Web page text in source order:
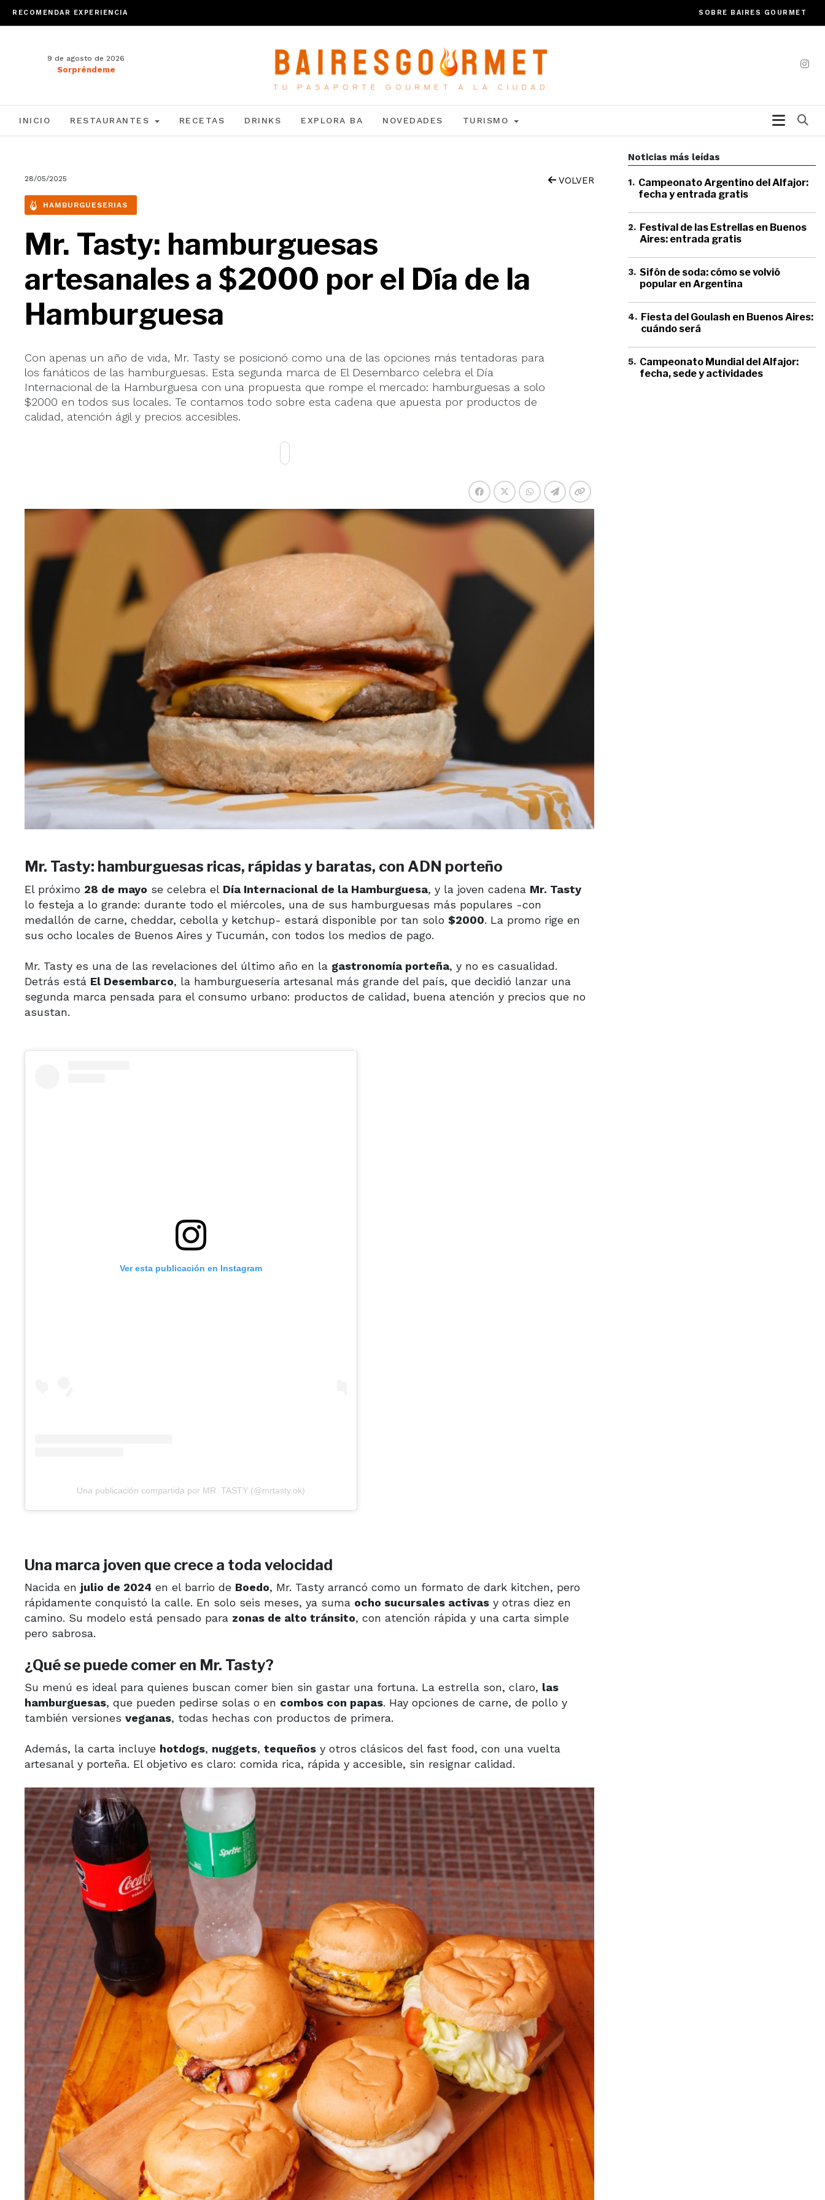
RECOMENDAR EXPERIENCIA SOBRE BAIRES GOURMET
9 de agosto de 2026
Sorpréndeme
INICIO RESTAURANTES RECETAS DRINKS EXPLORA BA NOVEDADES TURISMO
28/05/2025 VOLVER
HAMBURGUESERIAS
Mr. Tasty: hamburguesas
artesanales a $2000 por el Día de la
Hamburguesa
Con apenas un año de vida, Mr. Tasty se posicionó como una de las opciones más tentadoras para
los fanáticos de las hamburguesas. Esta segunda marca de El Desembarco celebra el Día
Internacional de la Hamburguesa con una propuesta que rompe el mercado: hamburguesas a solo
$2000 en todos sus locales. Te contamos todo sobre esta cadena que apuesta por productos de
calidad, atención ágil y precios accesibles.
Mr. Tasty: hamburguesas ricas, rápidas y baratas, con ADN porteño
El próximo 28 de mayo se celebra el Día Internacional de la Hamburguesa, y la joven cadena Mr. Tasty
lo festeja a lo grande: durante todo el miércoles, una de sus hamburguesas más populares -con
medallón de carne, cheddar, cebolla y ketchup- estará disponible por tan solo $2000. La promo rige en
sus ocho locales de Buenos Aires y Tucumán, con todos los medios de pago.
Mr. Tasty es una de las revelaciones del último año en la gastronomía porteña, y no es casualidad.
Detrás está El Desembarco, la hamburguesería artesanal más grande del país, que decidió lanzar una
segunda marca pensada para el consumo urbano: productos de calidad, buena atención y precios que no
asustan.
Ver esta publicación en Instagram
Una publicación compartida por MR. TASTY (@mrtasty.ok)
Una marca joven que crece a toda velocidad
Nacida en julio de 2024 en el barrio de Boedo, Mr. Tasty arrancó como un formato de dark kitchen, pero
rápidamente conquistó la calle. En solo seis meses, ya suma ocho sucursales activas y otras diez en
camino. Su modelo está pensado para zonas de alto tránsito, con atención rápida y una carta simple
pero sabrosa.
¿Qué se puede comer en Mr. Tasty?
Su menú es ideal para quienes buscan comer bien sin gastar una fortuna. La estrella son, claro, las
hamburguesas, que pueden pedirse solas o en combos con papas. Hay opciones de carne, de pollo y
también versiones veganas, todas hechas con productos de primera.
Además, la carta incluye hotdogs, nuggets, tequeños y otros clásicos del fast food, con una vuelta
artesanal y porteña. El objetivo es claro: comida rica, rápida y accesible, sin resignar calidad.
Noticias más leídas
1. Campeonato Argentino del Alfajor:
fecha y entrada gratis
2. Festival de las Estrellas en Buenos
Aires: entrada gratis
3. Sifón de soda: cómo se volvió
popular en Argentina
4. Fiesta del Goulash en Buenos Aires:
cuándo será
5. Campeonato Mundial del Alfajor:
fecha, sede y actividades